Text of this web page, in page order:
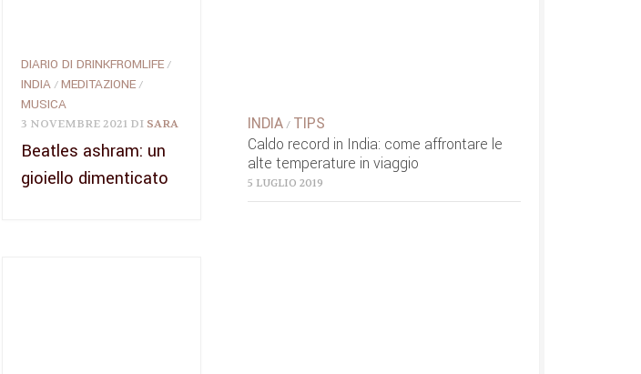
DIARIO DI DRINKFROMLIFE/
INDIA/MEDITAZIONE/
MUSICA
3 NOVEMBRE 2021 DI SARA
Beatles ashram: un
gioiello dimenticato
INDIA / TIPS
Caldo record in India: come affrontare le
alte temperature in viaggio
5 LUGLIO 2019